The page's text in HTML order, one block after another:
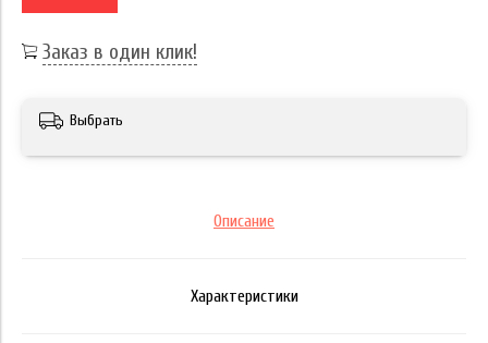
Заказ в один клик!
Выбрать
Описание
Характеристики